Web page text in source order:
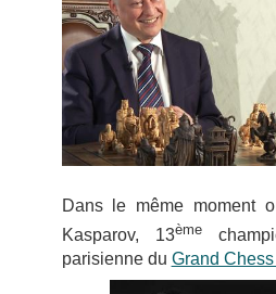
Dans le même moment
Kasparov, 13ème
parisienne du Grand Chess